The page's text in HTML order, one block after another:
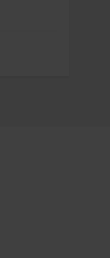
údajů.